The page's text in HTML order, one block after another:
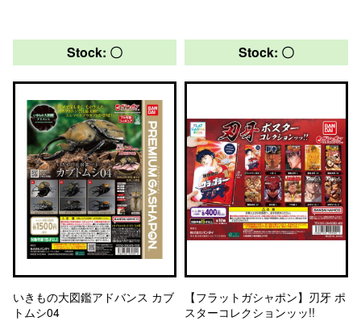
Stock: 〇
いきもの大図鑑アドバンス カブ
トムシ04
Stock: 〇
【フラットガシャポン】刃牙 ポ
スターコレクションッッ!!